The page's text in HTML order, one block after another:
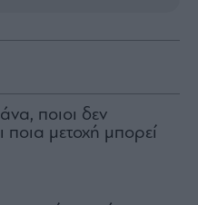
ποιοι δεν
ποια μετοχή μπορεί